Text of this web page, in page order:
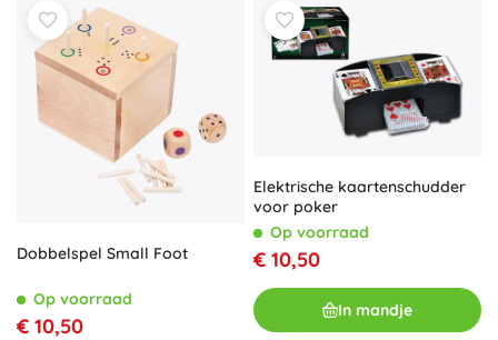
Dobbelspel Small Foot
Op voorraad
€ 10,50
Elektrische kaartenschudder
voor poker
Op voorraad
€ 10,50
In mandje